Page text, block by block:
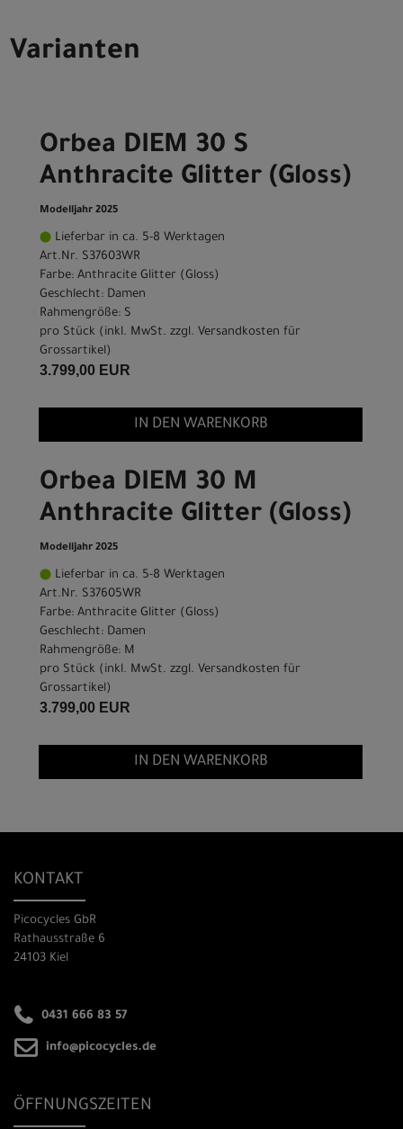
Varianten
Orbea DIEM 30 S
Anthracite Glitter (Gloss)
Modelljahr 2025
Lieferbar in ca. 5-8 Werktagen
Art.Nr. S37603WR
Farbe: Anthracite Glitter (Gloss)
Geschlecht: Damen
Rahmengröße: S
pro Stück (inkl. MwSt. zzgl. Versandkosten für
Grossartikel)
3.799,00 EUR
IN DEN WARENKORB
Orbea DIEM 30 M
Anthracite Glitter (Gloss)
Modelljahr 2025
Lieferbar in ca. 5-8 Werktagen
Art.Nr. S37605WR
Farbe: Anthracite Glitter (Gloss)
Geschlecht: Damen
Rahmengröße: M
pro Stück (inkl. MwSt. zzgl. Versandkosten für
Grossartikel)
3.799,00 EUR
IN DEN WARENKORB
KONTAKT
Picocycles GbR
Rathausstraße 6
24103 Kiel
0431 666 83 57
info@picocycles.de
ÖFFNUNGSZEITEN